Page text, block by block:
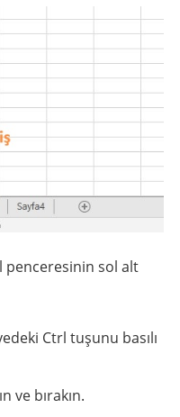
penceresinin sol alt
Ctrl tuşunu basılı
ve bırakın.